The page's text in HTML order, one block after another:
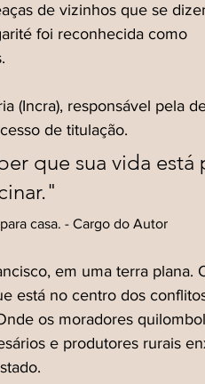
de vizinhos que se
foi reconhecida como
(Incra), responsável pela
de titulação.
que sua vida está
casa. - Cargo do Autor
em uma terra plana.
está no centro dos
os moradores
e produtores rurais